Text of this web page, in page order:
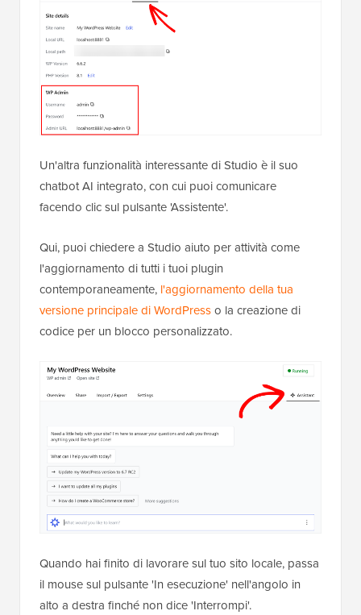
Un'altra funzionalità interessante di Studio è il suo
chatbot AI integrato, con cui puoi comunicare
facendo clic sul pulsante 'Assistente'.
Qui, puoi chiedere a Studio aiuto per attività come
l'aggiornamento di tutti i tuoi plugin
contemporaneamente, l'aggiornamento della tua
versione principale di WordPresso la creazione di
codice per un blocco personalizzato.
Quando hai finito di lavorare sul tuo sito locale, passa
il mouse sul pulsante 'In esecuzione' nell'angolo in
alto a destra finché non dice 'Interrompi'.